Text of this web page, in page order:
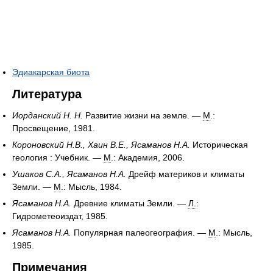
Эдиакарская биота
Литература
Иорданский Н. Н. Развитие жизни на земле. — М .:
Просвещение, 1981.
Короновский Н.В., Хаин В.Е., Ясаманов Н.А. Историческая
геология : Учебник. — М .: Академия, 2006.
Ушаков С.А., Ясаманов Н.А. Дрейф материков и климаты
Земли. — М .: Мысль, 1984.
Ясаманов Н.А. Древние климаты Земли. — Л. :
Гидрометеоиздат, 1985.
Ясаманов Н.А. Популярная палеогеография. — М .: Мысль,
1985.
Примечания